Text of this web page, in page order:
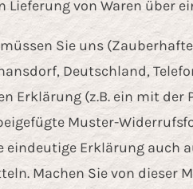
Lieferung von Waren über
Sie uns
Deutschland,
Erklärung (z.B. ein mit der
Muster-
eindeutige Erklärung
Machen Sie von dieser